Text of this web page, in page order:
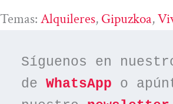
Temas: Alquileres, Gipuzkoa,
Síguenos en
de WhatsApp o